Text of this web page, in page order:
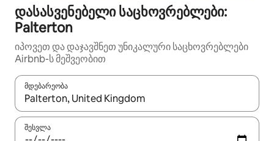
დასასვენებელი საცხოვრებლები:
Palterton
იპოვეთ და დაჯავშნეთ უნიკალური საცხოვრებლები
Airbnb-ს მეშვეობით
მდებარეობა
როცა შედეგები ხელმისაწვდომი გახდება, ნავიგაციისთვის
შესვლა